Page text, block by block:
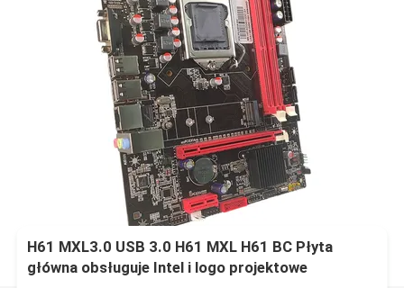
H61 MXL3.0 USB 3.0 H61 MXL H61 BC Płyta
główna obsługuje Intel i logo projektowe